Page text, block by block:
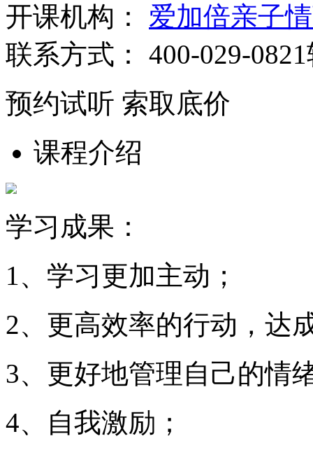
开课机构：
爱加倍亲子
联系方式：
400-029-
预约试听 索取底价
课程介绍
学习成果：
1、学习更加主动；
2、更高效率的行动，达
3、更好地管理自己的情
4、自我激励；